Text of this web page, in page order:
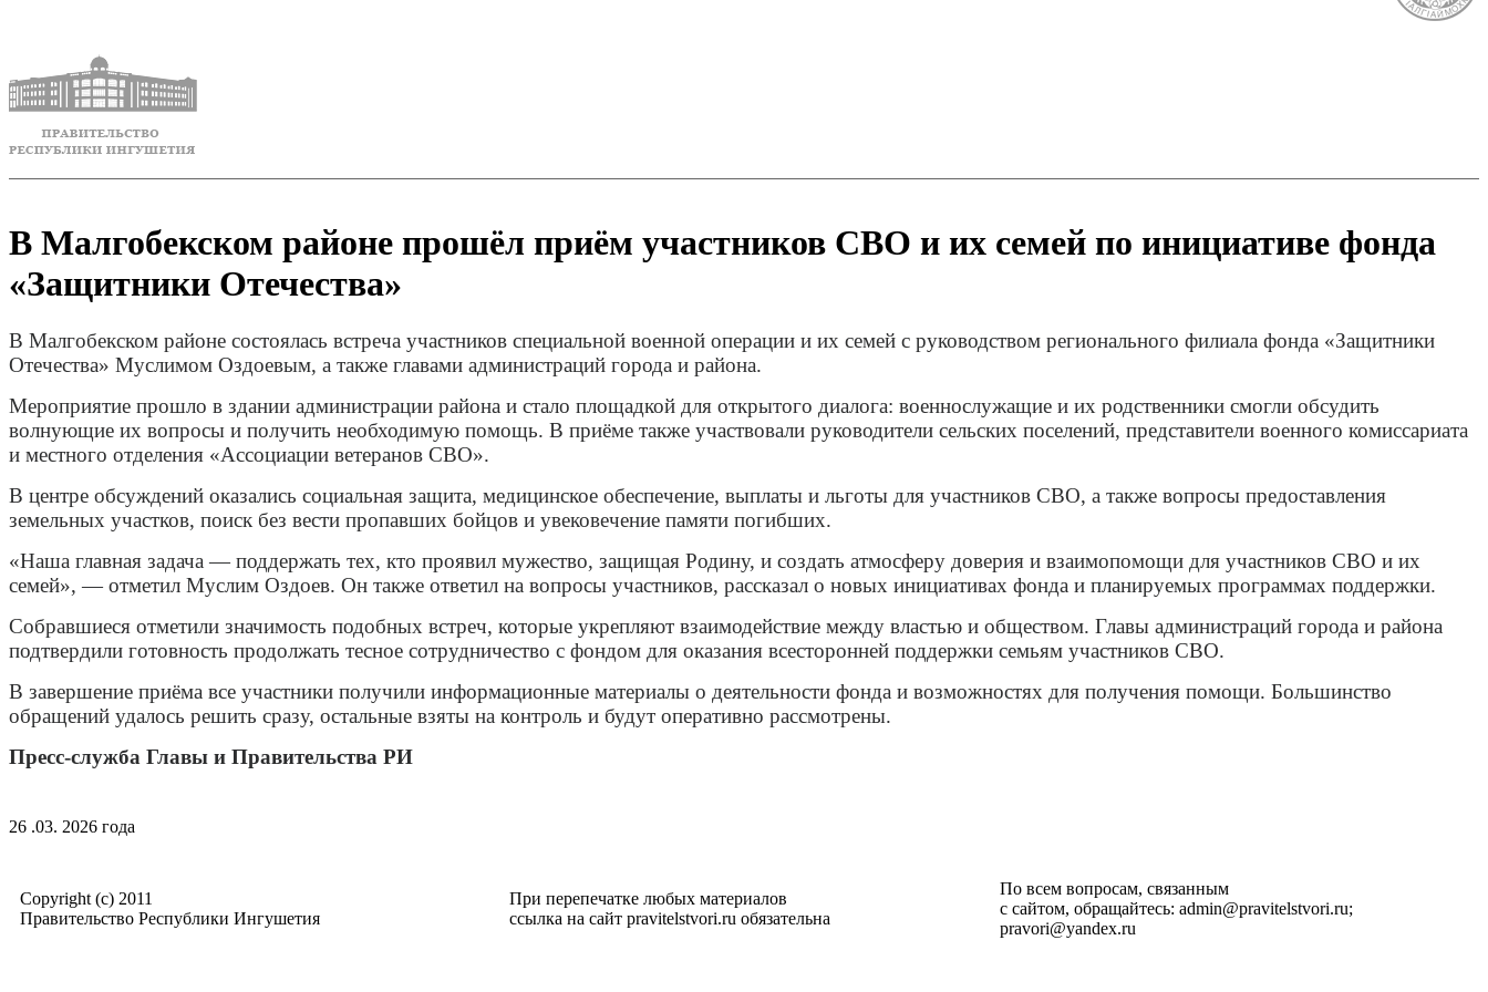
В Малгобекском районе прошёл приём участников СВО и их семей по инициативе фонда
«Защитники Отечества»
В Малгобекском районе состоялась встреча участников специальной военной операции и их семей с руководством регионального филиала фонда «Защитники
Отечества» Муслимом Оздоевым, а также главами администраций города и района.
Мероприятие прошло в здании администрации района и стало площадкой для открытого диалога: военнослужащие и их родственники смогли обсудить
волнующие их вопросы и получить необходимую помощь. В приёме также участвовали руководители сельских поселений, представители военного комиссариата
и местного отделения «Ассоциации ветеранов СВО».
В центре обсуждений оказались социальная защита, медицинское обеспечение, выплаты и льготы для участников СВО, а также вопросы предоставления
земельных участков, поиск без вести пропавших бойцов и увековечение памяти погибших.
«Наша главная задача — поддержать тех, кто проявил мужество, защищая Родину, и создать атмосферу доверия и взаимопомощи для участников СВО и их
семей», — отметил Муслим Оздоев. Он также ответил на вопросы участников, рассказал о новых инициативах фонда и планируемых программах поддержки.
Собравшиеся отметили значимость подобных встреч, которые укрепляют взаимодействие между властью и обществом. Главы администраций города и района
подтвердили готовность продолжать тесное сотрудничество с фондом для оказания всесторонней поддержки семьям участников СВО.
В завершение приёма все участники получили информационные материалы о деятельности фонда и возможностях для получения помощи. Большинство
обращений удалось решить сразу, остальные взяты на контроль и будут оперативно рассмотрены.
Пресс-служба Главы и Правительства РИ
26 .03. 2026 года
Copyright (c) 2011
Правительство Республики Ингушетия
При перепечатке любых материалов
ссылка на сайт pravitelstvori.ru обязательна
По всем вопросам, связанным
с сайтом, обращайтесь: admin@pravitelstvori.ru;
pravori@yandex.ru